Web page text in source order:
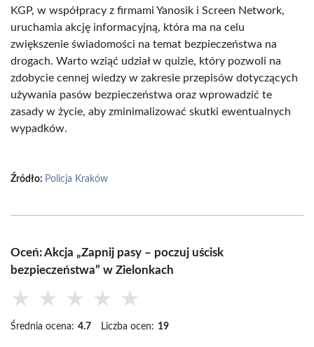
KGP, w współpracy z firmami Yanosik i Screen Network,
uruchamia akcję informacyjną, która ma na celu
zwiększenie świadomości na temat bezpieczeństwa na
drogach. Warto wziąć udział w quizie, który pozwoli na
zdobycie cennej wiedzy w zakresie przepisów dotyczących
używania pasów bezpieczeństwa oraz wprowadzić te
zasady w życie, aby zminimalizować skutki ewentualnych
wypadków.
Źródło: Policja Kraków
Oceń: Akcja „Zapnij pasy – poczuj uścisk
bezpieczeństwa” w Zielonkach
★ ★ ★ ★ ★
Średnia ocena: 4.7 Liczba ocen: 19